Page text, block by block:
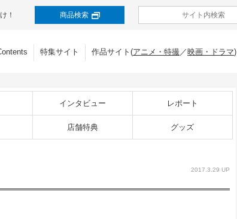
！ 商品検索
特集サイト 作品サイト(アニメ・特撮／映画・ドラマ)
インタビュー レポート
店舗特典 グッズ
2017.3.29 UP